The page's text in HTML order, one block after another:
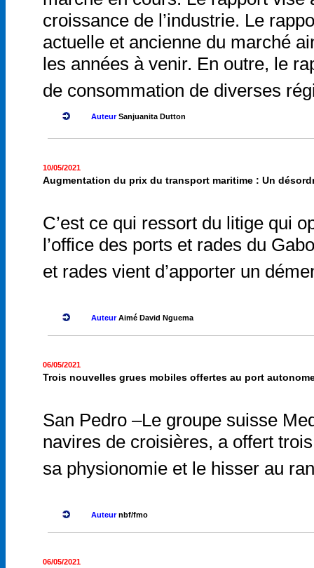
croissance de l’industrie. Le
actuelle et ancienne du marché
les années à venir. En outre, le
de consommation de diverses
AuteurSanjuanita Dutton
10/05/2021
Augmentation du prix du transport maritime : Un
C’est ce qui ressort du litige qui
l’office des ports et rades du
et rades vient d’apporter un
AuteurAimé David Nguema
06/05/2021
Trois nouvelles grues mobiles offertes au port
San Pedro –Le groupe suisse
navires de croisières, a offert
sa physionomie et le hisser au
Auteurnbf/fmo
06/05/2021